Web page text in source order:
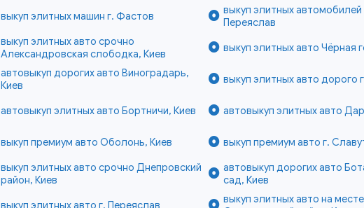
выкуп элитных машин г. Фастов
выкуп элитных автомобилей
Переяслав
выкуп элитных авто срочно
Александровская слободка, Киев
выкуп элитных авто Чёрная
автовыкуп дорогих авто Виноградарь,
Киев
выкуп элитных авто дорого
автовыкуп элитных авто Бортничи, Киев автовыкуп элитных авто
выкуп премиум авто Оболонь, Киев выкуп премиум авто г.
выкуп элитных авто срочно Днепровский
район, Киев
автовыкуп дорогих авто
сад, Киев
выкуп элитных авто г. Переяслав
выкуп элитных авто на месте